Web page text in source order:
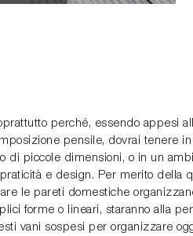
perché, essendo appesi
pensile, dovrai tenere
di piccole dimensioni, o in un
e design. Per merito della
le pareti domestiche
forme o lineari, staranno alla
vani sospesi per organizzare